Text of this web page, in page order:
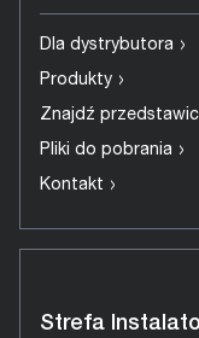
Dla dystrybutora ›
Produkty ›
Znajdź
Pliki do pobrania ›
Kontakt ›
Strefa